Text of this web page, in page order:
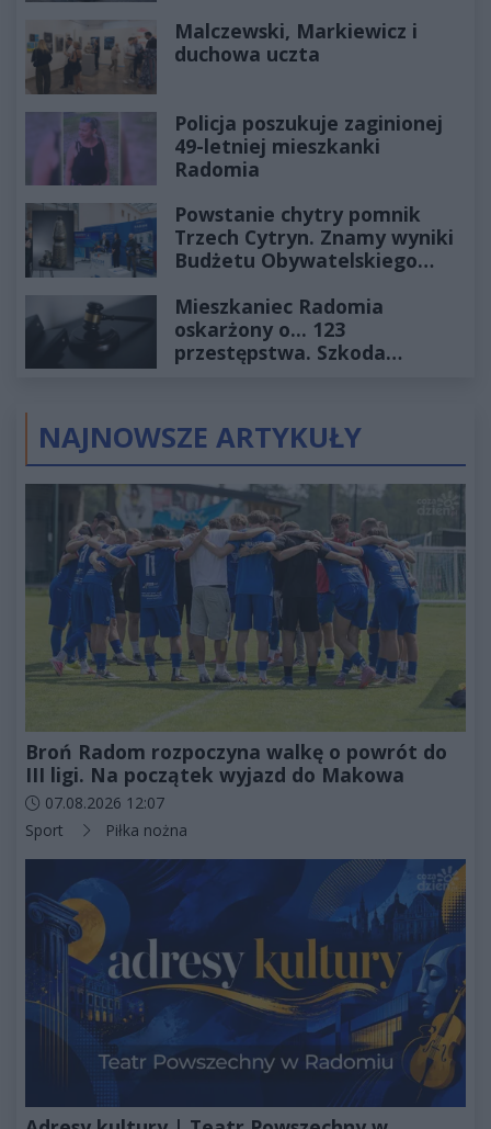
Malczewski, Markiewicz i
duchowa uczta
Policja poszukuje zaginionej
49-letniej mieszkanki
Radomia
Powstanie chytry pomnik
Trzech Cytryn. Znamy wyniki
Budżetu Obywatelskiego
Mieszkaniec Radomia
oskarżony o... 123
przestępstwa. Szkoda
NAJNOWSZE ARTYKUŁY
Broń Radom rozpoczyna walkę o powrót do
III ligi. Na początek wyjazd do Makowa
Data dodania artykułu:
07.08.2026 12:07
Kategorie artykułu:
Sport Piłka nożna